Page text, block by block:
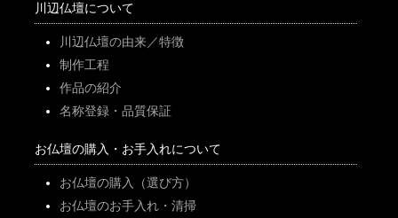
川辺仏壇について
川辺仏壇の由来／特徴
制作工程
作品の紹介
名称登録・品質保証
お仏壇の購入・お手入れについて
お仏壇の購入（選び方）
お仏壇のお手入れ・清掃